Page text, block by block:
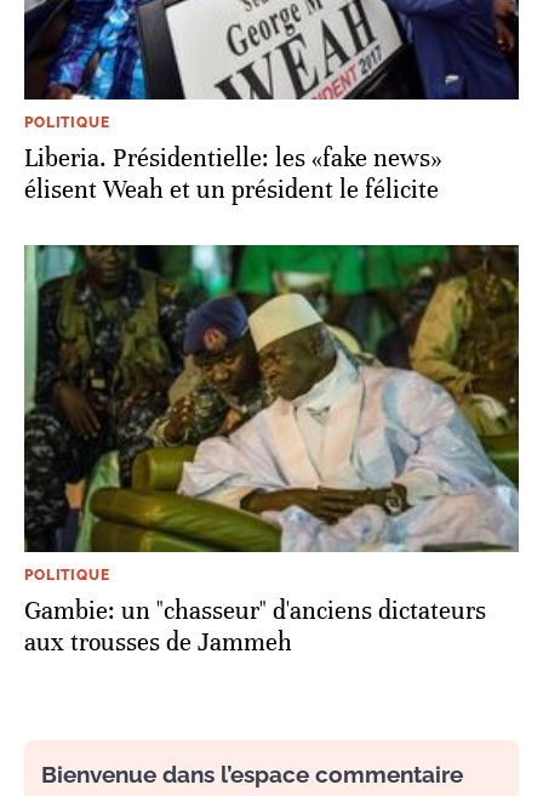
POLITIQUE
Liberia. Présidentielle: les «fake news»
élisent Weah et un président le félicite
POLITIQUE
Gambie: un "chasseur" d'anciens dictateurs
aux trousses de Jammeh
Bienvenue dans l’espace commentaire